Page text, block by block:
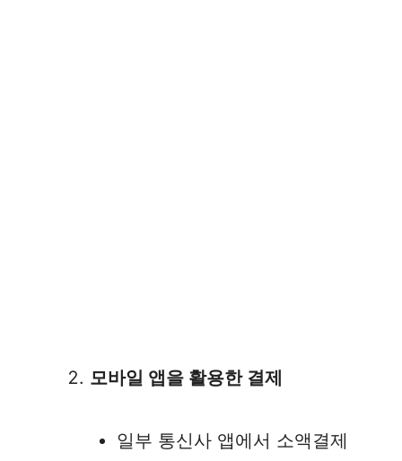
모바일 앱을 활용한 결제
일부 통신사 앱에서 소액결제